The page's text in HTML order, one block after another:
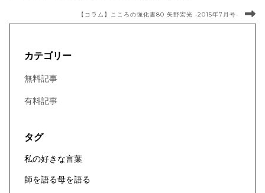
【コラム】こころの強化書80 矢野宏光 ‐2015年7月号-
カテゴリー
無料記事
有料記事
タグ
私の好きな言葉
師を語る母を語る